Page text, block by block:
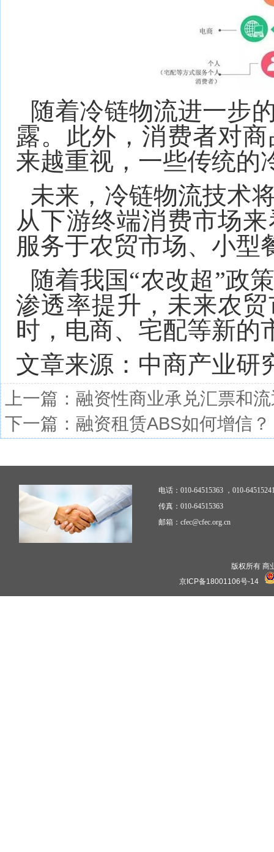
随着冷链物流进一步
露。此外，消费者对
来越重视，一些传统的
未来，冷链物流技术
从下游终端消费市场
服务于农贸市场、小型
随着我国“农改超”政
渗透率提升，未来农
时，电商、宅配等新的
文章来源：中商产业研
上一篇： 融资性商业承兑汇票和
下一篇： 融资租赁ABS如何增信？
电话：010-64515363 ，010-
传真：010-64515363
邮箱：cfec@cfec.org.cn
版权所有 商
京ICP备18001106号-14